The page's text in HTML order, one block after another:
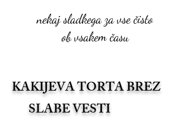
nekaj sladkega za vse čisto
ob vsakem času
KAKIJEVA TORTA BREZ
SLABE VESTI